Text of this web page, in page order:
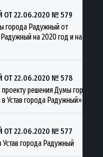
22.06.2020 № 579
города Радужный от
на 2020 год и на
22.06.2020 № 578
решения Думы города
Устав города Радужный»
22.06.2020 № 577
Устав города Радужный